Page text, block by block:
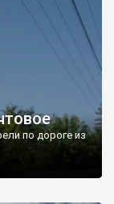
по дороге из